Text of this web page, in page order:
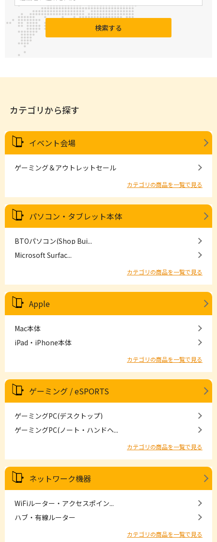
検索する
カテゴリから探す
イベント会場
ゲーミング＆アウトレットセール
カテゴリの商品を一覧で見る
パソコン・タブレット本体
BTOパソコン(Shop Bui...
Microsoft Surfac...
カテゴリの商品を一覧で見る
Apple
Mac本体
iPad・iPhone本体
カテゴリの商品を一覧で見る
ゲーミング / eSPORTS
ゲーミングPC(デスクトップ)
ゲーミングPC(ノート・ハンドヘ...
カテゴリの商品を一覧で見る
ネットワーク機器
WiFiルーター・アクセスポイン...
ハブ・有線ルーター
カテゴリの商品を一覧で見る